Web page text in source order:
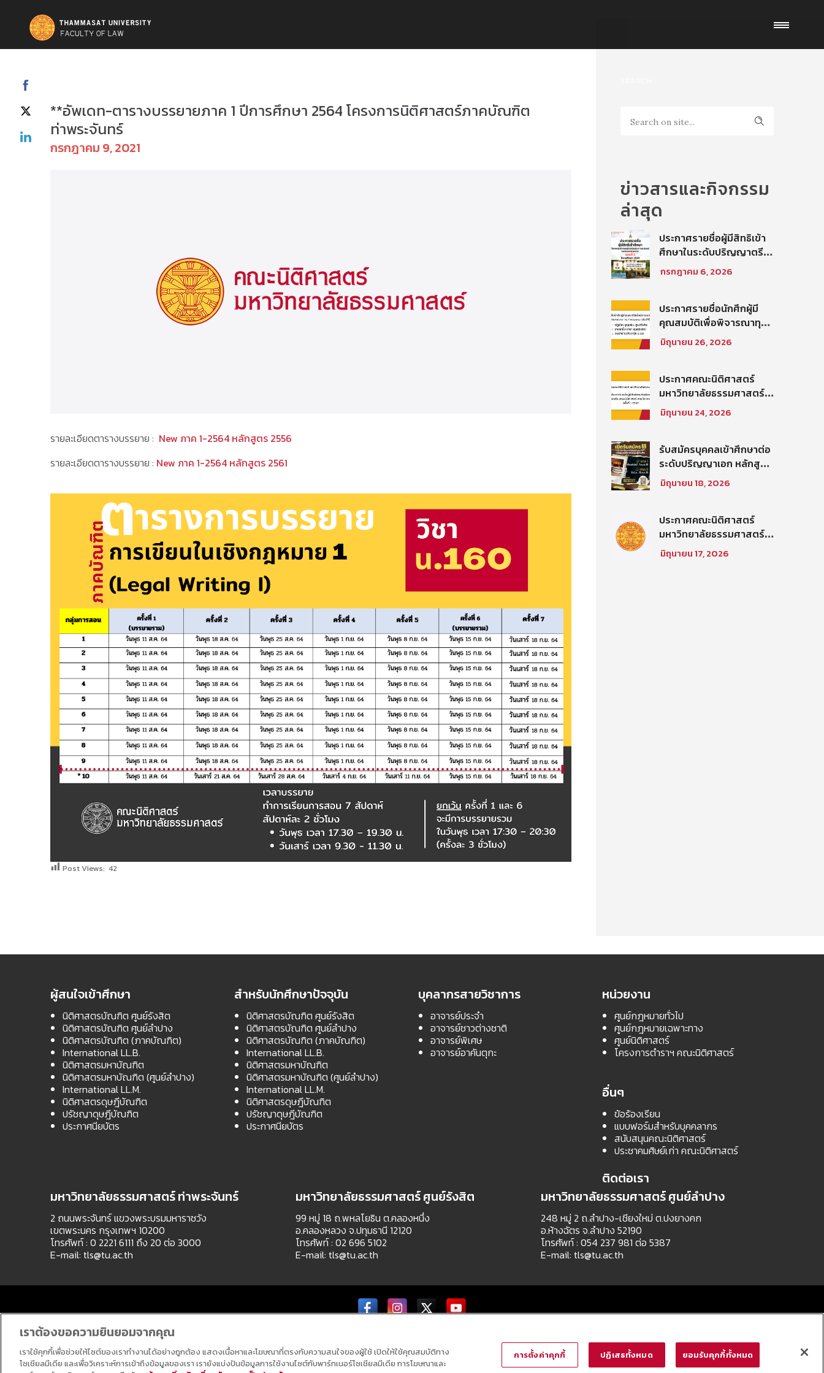
**อัพเดท-ตารางบรรยายภาค 1 ปีการศึกษา 2564 โครงการนิติศาสตร์ภาคบัณฑิต
ท่าพระจันทร์
กรกฎาคม 9, 2021
รายละเอียดตารางบรรยาย : New ภาค 1-2564 หลักสูตร 2556
รายละเอียดตารางบรรยาย : New ภาค 1-2564 หลักสูตร 2561
Post Views: 42
ข่าวสารและกิจกรรม
ล่าสุด
ประกาศรายชื่อผู้มีสิทธิเข้า
ศึกษาในระดับปริญญาตรี
โครงการนิติศาสตร์ภาค
บัณฑิต ท่าพระจันทร์ คณะ
ธรรมศาสตร์ ปีการศึกษา
2569 รอบที่ 2
กรกฎาคม 6, 2026
ประกาศรายชื่อนักศึกผู้มี
คุณสมบัติเพื่อพิจารณาทุน
โครงการ Thammasat–
Baker McKenzie Tax
ศึกษา 2569
มิถุนายน 26, 2026
ประกาศคณะนิติศาสตร์
มหาวิทยาลัยธรรมศาสตร์
เรื่อง ประกาศรายชื่อผู้มี
สิทธิสอบคัดเลือกให้เป็น
นิติศาสตร์) สายวิชาการ
ประเภทนักวิจัย ครั้งที่
1/2569
มิถุนายน 24, 2026
รับสมัครบุคคลเข้าศึกษาต่อ
ระดับปริญญาเอก หลักสูตร
นิติศาสตรดุษฎีบัณฑิต คณะ
นิติศาสตร์ มหาวิทยาลัย
การศึกษา ที่ 2 ปีการศึกษา
2569
มิถุนายน 18, 2026
ประกาศคณะนิติศาสตร์
มหาวิทยาลัยธรรมศาสตร์
เรื่อง รายชื่อผู้มีสิทธิสอบคัด
เลือกเพื่อเข้าศึกษาใน
มิถุนายน 17, 2026
ผู้สนใจเข้าศึกษา
นิติศาสตรบัณฑิต ศูนย์รังสิต
นิติศาสตรบัณฑิต ศูนย์ลำปาง
นิติศาสตรบัณฑิต (ภาคบัณฑิต)
International LL.B.
นิติศาสตรมหาบัณฑิต
นิติศาสตรมหาบัณฑิต (ศูนย์ลำปาง)
International LL.M.
นิติศาสตรดุษฎีบัณฑิต
ปรัชญาดุษฎีบัณฑิต
ประกาศนียบัตร
สำหรับนักศึกษาปัจจุบัน
นิติศาสตรบัณฑิต ศูนย์รังสิต
นิติศาสตรบัณฑิต ศูนย์ลำปาง
นิติศาสตรบัณฑิต (ภาคบัณฑิต)
International LL.B.
นิติศาสตรมหาบัณฑิต
นิติศาสตรมหาบัณฑิต (ศูนย์ลำปาง)
International LL.M.
นิติศาสตรดุษฎีบัณฑิต
ปรัชญาดุษฎีบัณฑิต
ประกาศนียบัตร
บุคลากรสายวิชาการ
อาจารย์ประจำ
อาจารย์ชาวต่างชาติ
อาจารย์พิเศษ
อาจารย์อาคันตุกะ
หน่วยงาน
ศูนย์กฎหมายทั่วไป
ศูนย์กฎหมายเฉพาะทาง
ศูนย์นิติศาสตร์
โครงการตำราฯ คณะนิติศาสตร์
อื่นๆ
ข้อร้องเรียน
แบบฟอร์มสำหรับบุคคลากร
สนับสนุนคณะนิติศาสตร์
ประชาคมศิษย์เก่า คณะนิติศาสตร์
ติดต่อเรา
มหาวิทยาลัยธรรมศาสตร์ ท่าพระจันทร์
2 ถนนพระจันทร์ แขวงพระบรมมหาราชวัง
เขตพระนคร กรุงเทพฯ 10200
โทรศัพท์ : 0 2221 6111 ถึง 20 ต่อ 3000
E-mail: tls@tu.ac.th
มหาวิทยาลัยธรรมศาสตร์ ศูนย์รังสิต
99 หมู่ 18 ถ.พหลโยธิน ต.คลองหนึ่ง
อ.คลองหลวง จ.ปทุมธานี 12120
โทรศัพท์ : 02 696 5102
E-mail: tls@tu.ac.th
มหาวิทยาลัยธรรมศาสตร์ ศูนย์ลำปาง
248 หมู่ 2 ถ.ลำปาง-เชียงใหม่ ต.ปงยางคก
อ.ห้างฉัตร จ.ลำปาง 52190
โทรศัพท์ : 054 237 981 ต่อ 5387
E-mail: tls@tu.ac.th
เราต้องขอความยินยอมจากคุณ
เราใช้คุกกี้เพื่อช่วยให้ไซต์ของเราทำงานได้อย่างถูกต้อง แสดงเนื้อหาและโฆษณาที่ตรงกับความสนใจของผู้ใช้ เปิดให้ใช้คุณสมบัติทาง
โซเชียลมีเดีย และเพื่อวิเคราะห์การเข้าถึงข้อมูลของเรา เรายังแบ่งปันข้อมูลการใช้งานไซต์กับพาร์ทเนอร์โซเชียลมีเดีย การโฆษณาและ
การตั้งค่าคุกกี้ ปฏิเสธทั้งหมด ยอมรับคุกกี้ทั้งหมด